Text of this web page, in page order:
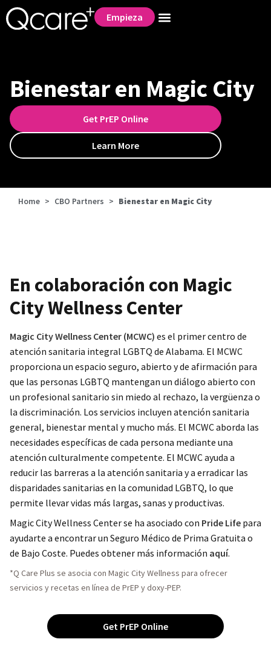
Empieza
Bienestar en Magic City
Get PrEP Online
Learn More
Home > CBO Partners > Bienestar en Magic City
En colaboración con Magic
City Wellness Center
Magic City Wellness Center (MCWC) es el primer centro de
atención sanitaria integral LGBTQ de Alabama. El MCWC
proporciona un espacio seguro, abierto y de afirmación para
que las personas LGBTQ mantengan un diálogo abierto con
un profesional sanitario sin miedo al rechazo, la vergüenza o
la discriminación. Los servicios incluyen atención sanitaria
general, bienestar mental y mucho más. El MCWC aborda las
necesidades específicas de cada persona mediante una
atención culturalmente competente. El MCWC ayuda a
reducir las barreras a la atención sanitaria y a erradicar las
disparidades sanitarias en la comunidad LGBTQ, lo que
permite llevar vidas más largas, sanas y productivas.
Magic City Wellness Center se ha asociado con Pride Life para
ayudarte a encontrar un Seguro Médico de Prima Gratuita o
de Bajo Coste. Puedes obtener más información aquí.
*Q Care Plus se asocia con Magic City Wellness para ofrecer
servicios y recetas en línea de PrEP y doxy-PEP.
Get PrEP Online